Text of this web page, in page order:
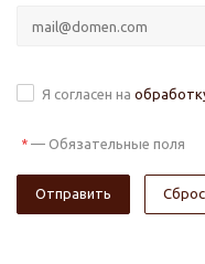
Я согласен на
* — Обязательные поля